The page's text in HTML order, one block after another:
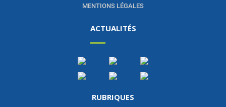
MENTIONS LÉGALES
ACTUALITÉS
RUBRIQUES